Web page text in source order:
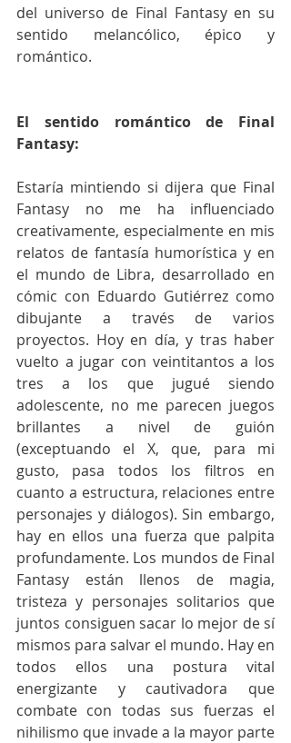
del universo de Final Fantasy en su
sentido melancólico, épico y
romántico.
El sentido romántico de Final
Fantasy:
Estaría mintiendo si dijera que Final
Fantasy no me ha influenciado
creativamente, especialmente en mis
relatos de fantasía humorística y en
el mundo de Libra, desarrollado en
cómic con Eduardo Gutiérrez como
dibujante a través de varios
proyectos. Hoy en día, y tras haber
vuelto a jugar con veintitantos a los
tres a los que jugué siendo
adolescente, no me parecen juegos
brillantes a nivel de guión
(exceptuando el X, que, para mi
gusto, pasa todos los filtros en
cuanto a estructura, relaciones entre
personajes y diálogos). Sin embargo,
hay en ellos una fuerza que palpita
profundamente. Los mundos de Final
Fantasy están llenos de magia,
tristeza y personajes solitarios que
juntos consiguen sacar lo mejor de sí
mismos para salvar el mundo. Hay en
todos ellos una postura vital
energizante y cautivadora que
combate con todas sus fuerzas el
nihilismo que invade a la mayor parte